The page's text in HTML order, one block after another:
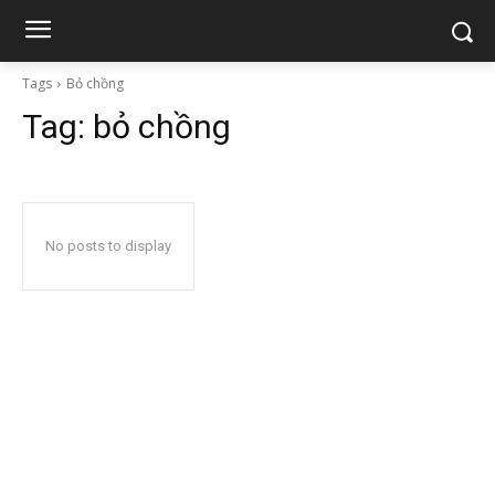
Tags Bỏ chồng
Tag: bỏ chồng
No posts to display